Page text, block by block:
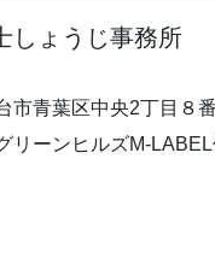
しょうじ事務所
市青葉区中央2丁目８
リーンヒルズM-LABEL